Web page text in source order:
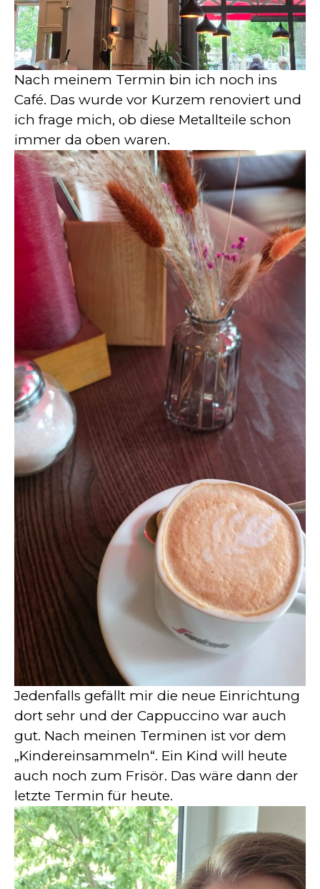
Nach meinem Termin bin ich noch ins
Café. Das wurde vor Kurzem renoviert und
ich frage mich, ob diese Metallteile schon
immer da oben waren.
Jedenfalls gefällt mir die neue Einrichtung
dort sehr und der Cappuccino war auch
gut. Nach meinen Terminen ist vor dem
„Kindereinsammeln“. Ein Kind will heute
auch noch zum Frisör. Das wäre dann der
letzte Termin für heute.